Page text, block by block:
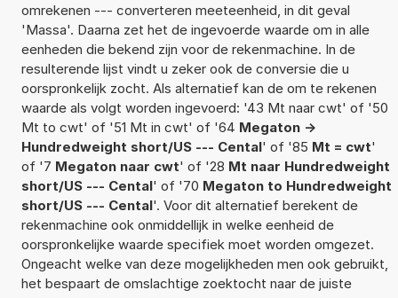
omrekenen --- converteren meeteenheid, in dit geval
'Massa'. Daarna zet het de ingevoerde waarde om in alle
eenheden die bekend zijn voor de rekenmachine. In de
resulterende lijst vindt u zeker ook de conversie die u
oorspronkelijk zocht. Als alternatief kan de om te rekenen
waarde als volgt worden ingevoerd: '43 Mt naar cwt' of '50
Mt to cwt' of '51 Mt in cwt' of '64 Megaton ->
Hundredweight short/US --- Cental' of '85 Mt = cwt'
of '7 Megaton naar cwt' of '28 Mt naar Hundredweight
short/US --- Cental' of '70 Megaton to Hundredweight
short/US --- Cental'. Voor dit alternatief berekent de
rekenmachine ook onmiddellijk in welke eenheid de
oorspronkelijke waarde specifiek moet worden omgezet.
Ongeacht welke van deze mogelijkheden men ook gebruikt,
het bespaart de omslachtige zoektocht naar de juiste